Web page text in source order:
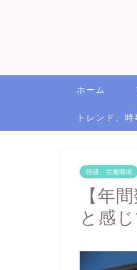
ホーム
トレンド、時
待遇、労働環境
【年
と感